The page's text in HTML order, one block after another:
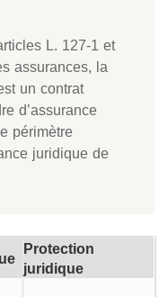
L. 127-1 et
assurances, la
un contrat
d’assurance
périmètre
juridique de
Protection
juridique